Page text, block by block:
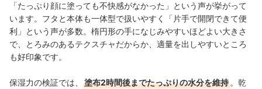
「たっぷり顔に塗っても不快感がなかった」 という声が挙がって
います。 フタと本体も一体型で扱いやすく「片手で開閉できて便
利 」という声が多数。楕円形の手になじみやすいほどよい大きさ
で、とろみのあるテクスチャだからか、適量を出しやすいところ
も好印象です。
保湿力の検証では、 塗布2時間後までたっぷりの水分を維持 。乾